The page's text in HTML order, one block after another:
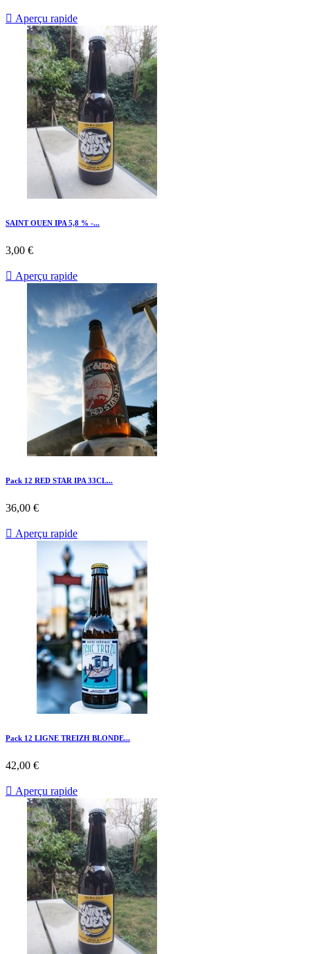
 Aperçu rapide
SAINT OUEN IPA 5,8 % -...
3,00 €
 Aperçu rapide
Pack 12 RED STAR IPA 33CL...
36,00 €
 Aperçu rapide
Pack 12 LIGNE TREIZH BLONDE...
42,00 €
 Aperçu rapide